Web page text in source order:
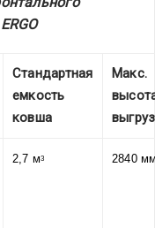
Стандартная
емкость
ковша
Макс.
2,7 м3 2840